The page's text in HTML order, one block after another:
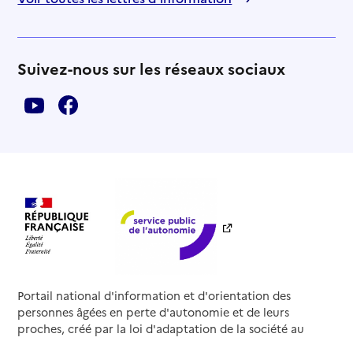
Suivez-nous sur les réseaux sociaux
Portail national d'information et d'orientation des
personnes âgées en perte d'autonomie et de leurs
proches, créé par la loi d'adaptation de la société au